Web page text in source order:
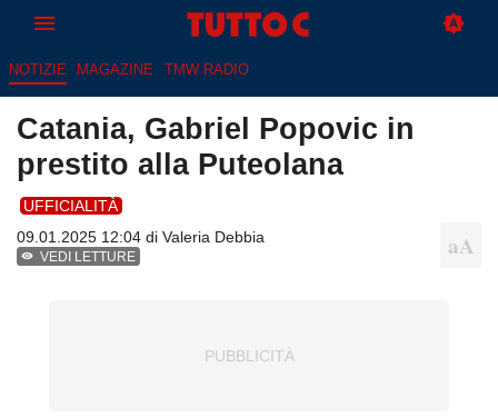
NOTIZIE MAGAZINE TMW RADIO
Catania, Gabriel Popovic in
prestito alla Puteolana
UFFICIALITÀ
09.01.2025 12:04 di Valeria Debbia
VEDI LETTURE